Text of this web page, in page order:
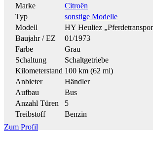
Marke
Citroën
Typ
sonstige Modelle
Modell
HY Heuliez
Baujahr / EZ
01/1973
Farbe
Grau
Schaltung
Schaltgetriebe
Kilometerstand 100 km (62 mi)
Anbieter
Händler
Aufbau
Bus
Anzahl Türen
5
Treibstoff
Benzin
Zum Profil